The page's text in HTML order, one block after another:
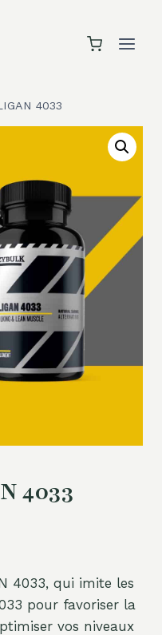
4033
4033
4033, qui imite les
pour favoriser la
vos niveaux